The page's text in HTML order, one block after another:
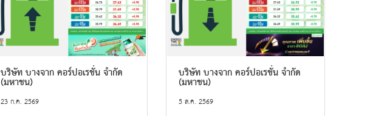
บริษัท บางจาก คอร์ปอเรชั่น จำกัด
(มหาชน)
23 ก.ค. 2569
บริษัท บางจาก คอร์ปอเรชั่น จำกัด
(มหาชน)
5 ส.ค. 2569